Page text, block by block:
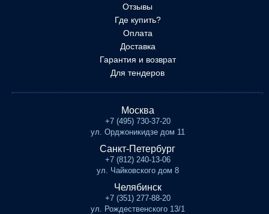
Отзывы
Где купить?
Оплата
Доставка
Гарантия и возврат
Для тендеров
Москва
+7 (495) 730-37-20
ул. Орджоникидзе дом 11
Санкт-Петербург
+7 (812) 240-13-06
ул. Чайковского дом 8
Челябинск
+7 (351) 277-88-20
ул. Рождественского 13/1